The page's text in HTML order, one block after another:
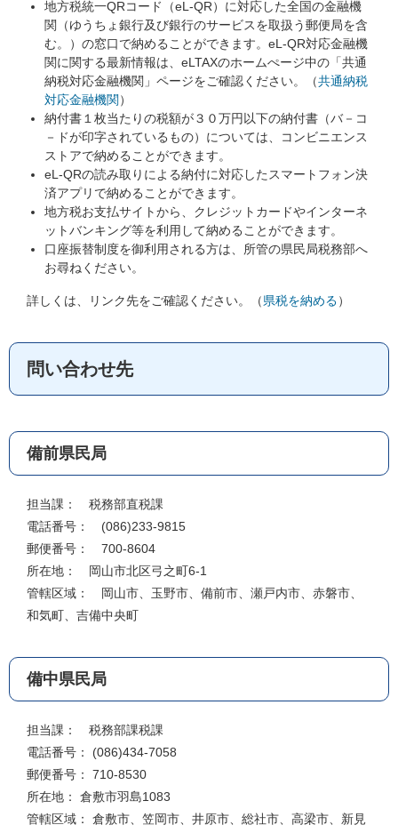
地方税統一QRコード（eL-QR）に対応した全国の金融機
関（ゆうちょ銀行及び銀行のサービスを取扱う郵便局を含
む。）の窓口で納めることができます。eL-QR対応金融機
関に関する最新情報は、eLTAXのホームぺージ中の「共通
納税対応金融機関」ページをご確認ください。（共通納税
対応金融機関）
納付書１枚当たりの税額が３０万円以下の納付書（バ－コ
－ドが印字されているもの）については、コンビニエンス
ストアで納めることができます。
eL-QRの読み取りによる納付に対応したスマートフォン決
済アプリで納めることができます。
地方税お支払サイトから、クレジットカードやインターネ
ットバンキング等を利用して納めることができます。
口座振替制度を御利用される方は、所管の県民局税務部へ
お尋ねください。
詳しくは、リンク先をご確認ください。（県税を納める）
問い合わせ先
備前県民局
担当課： 税務部直税課
電話番号： (086)233-9815
郵便番号： 700-8604
所在地： 岡山市北区弓之町6-1
管轄区域： 岡山市、玉野市、備前市、瀬戸内市、赤磐市、
和気町、吉備中央町
備中県民局
担当課： 税務部課税課
電話番号： (086)434-7058
郵便番号： 710-8530
所在地： 倉敷市羽島1083
管轄区域： 倉敷市、笠岡市、井原市、総社市、高梁市、新見